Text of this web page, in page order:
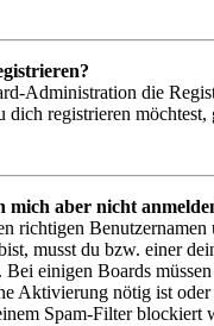
Administration die
dich registrieren
mich aber nicht
richtigen
musst du bzw. einer
einigen Boards
Aktivierung nötig ist
Spam-Filter blockiert